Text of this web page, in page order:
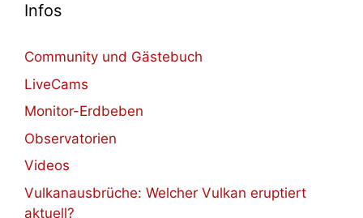
Infos
Community und Gästebuch
LiveCams
Monitor-Erdbeben
Observatorien
Videos
Vulkanausbrüche: Welcher Vulkan eruptiert
aktuell?